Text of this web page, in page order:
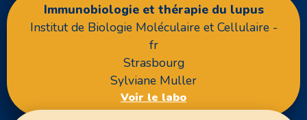
Immunobiologie et thérapie du lupus
Institut de Biologie Moléculaire et Cellulaire -
fr
Strasbourg
Sylviane Muller
Voir le labo